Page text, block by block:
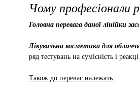
Чому професіонали
Головна перевага даної лінійки
Лікувальна косметика для
ряд тестувань на сумісність і
Також до переваг належать: